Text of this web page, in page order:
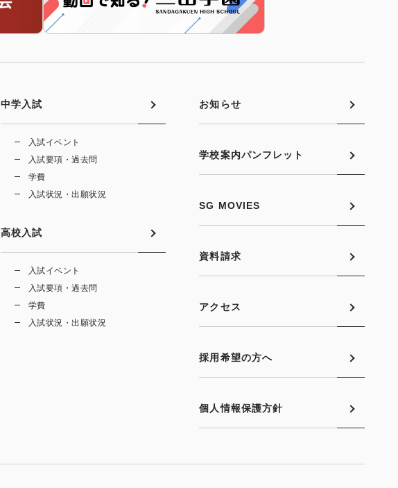
中学入試
入試イベント
入試要項・過去問
学費
入試状況・出願状況
高校入試
入試イベント
入試要項・過去問
学費
入試状況・出願状況
お知らせ
学校案内パンフレット
SG MOVIES
資料請求
アクセス
採用希望の方へ
個人情報保護方針